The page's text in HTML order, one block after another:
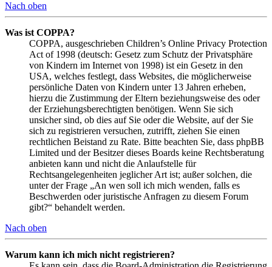
Nach oben
Was ist COPPA?
COPPA, ausgeschrieben Children’s Online Privacy Protection
Act of 1998 (deutsch: Gesetz zum Schutz der Privatsphäre
von Kindern im Internet von 1998) ist ein Gesetz in den
USA, welches festlegt, dass Websites, die möglicherweise
persönliche Daten von Kindern unter 13 Jahren erheben,
hierzu die Zustimmung der Eltern beziehungsweise des oder
der Erziehungsberechtigten benötigen. Wenn Sie sich
unsicher sind, ob dies auf Sie oder die Website, auf der Sie
sich zu registrieren versuchen, zutrifft, ziehen Sie einen
rechtlichen Beistand zu Rate. Bitte beachten Sie, dass phpBB
Limited und der Besitzer dieses Boards keine Rechtsberatung
anbieten kann und nicht die Anlaufstelle für
Rechtsangelegenheiten jeglicher Art ist; außer solchen, die
unter der Frage „An wen soll ich mich wenden, falls es
Beschwerden oder juristische Anfragen zu diesem Forum
gibt?“ behandelt werden.
Nach oben
Warum kann ich mich nicht registrieren?